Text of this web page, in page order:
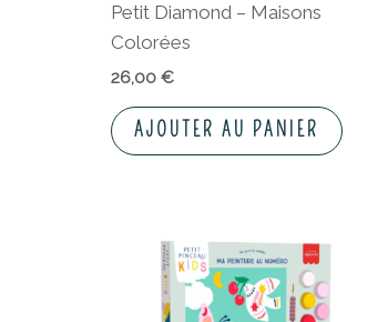
Petit Diamond – Maisons
Colorées
26,00€
AJOUTER AU PANIER